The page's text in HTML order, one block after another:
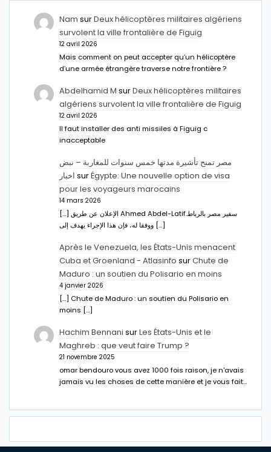
Nam surDeux hélicoptères militaires algériens
survolent la ville frontalière de Figuig
12 avril 2026
Mais comment on peut accepter qu’un hélicoptère
d’une armée étrangère traverse notre frontière ?
Abdelhamid M surDeux hélicoptères militaires
algériens survolent la ville frontalière de Figuig
12 avril 2026
Il faut installer des anti missiles à Figuig c
inacceptable
مصر تمنح تأشيرة مدتها خمس سنوات للمغاربة – نبض
اخبار surÉgypte: Une nouvelle option de visa
pour les voyageurs marocains
14 mars 2026
[…] الإعلان عن طريق Ahmed Abdel-Latifسفير مصر بالرباط.
ووفقا له، فإن هذا الإجراء يهدف إلى […]
Après le Venezuela, les États-Unis menacent
Cuba et Groenland - Atlasinfo surChute de
Maduro : un soutien du Polisario en moins
4 janvier 2026
[…] Chute de Maduro : un soutien du Polisario en
moins […]
Hachim Bennani surLes États-Unis et le
Maghreb : que veut faire Trump ?
21 novembre 2025
omar bendouro vous avez 1000 fois raison, je n'avais
jamais vu les choses de cette manière et je vous fait…